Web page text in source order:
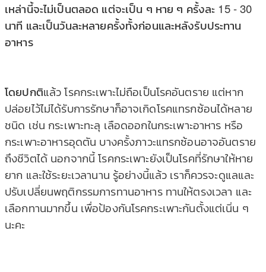
เหล่านี้จะไม่เป็นตลอด แต่จะเป็น ๆ หาย ๆ ครั้งละ 15 - 30
นาที และเป็นวันละหลายครั้งทั้งก่อนและหลังรับประทาน
อาหาร
โดยปกติแล้ว โรคกระเพาะไม่ถือเป็นโรคอันตราย แต่หาก
ปล่อยไว้ไม่ได้รับการรักษาก็อาจเกิดโรคแทรกซ้อนได้หลาย
ชนิด เช่น กระเพาะทะลุ เลือดออกในกระเพาะอาหาร หรือ
กระเพาะอาหารอุดตัน บางครั้งภาวะแทรกซ้อนอาจอันตราย
ถึงชีวิตได้ นอกจากนี้ โรคกระเพาะยังเป็นโรคที่รักษาให้หาย
ยาก และใช้ระยะเวลานาน รู้อย่างนี้แล้ว เราก็ควรจะดูแลและ
ปรับเปลี่ยนพฤติกรรมการทานอาหาร ทานให้ตรงเวลา และ
เลือกทานมากขึ้น เพื่อป้องกันโรคกระเพาะกันตั้งแต่เนิ่น ๆ
นะคะ